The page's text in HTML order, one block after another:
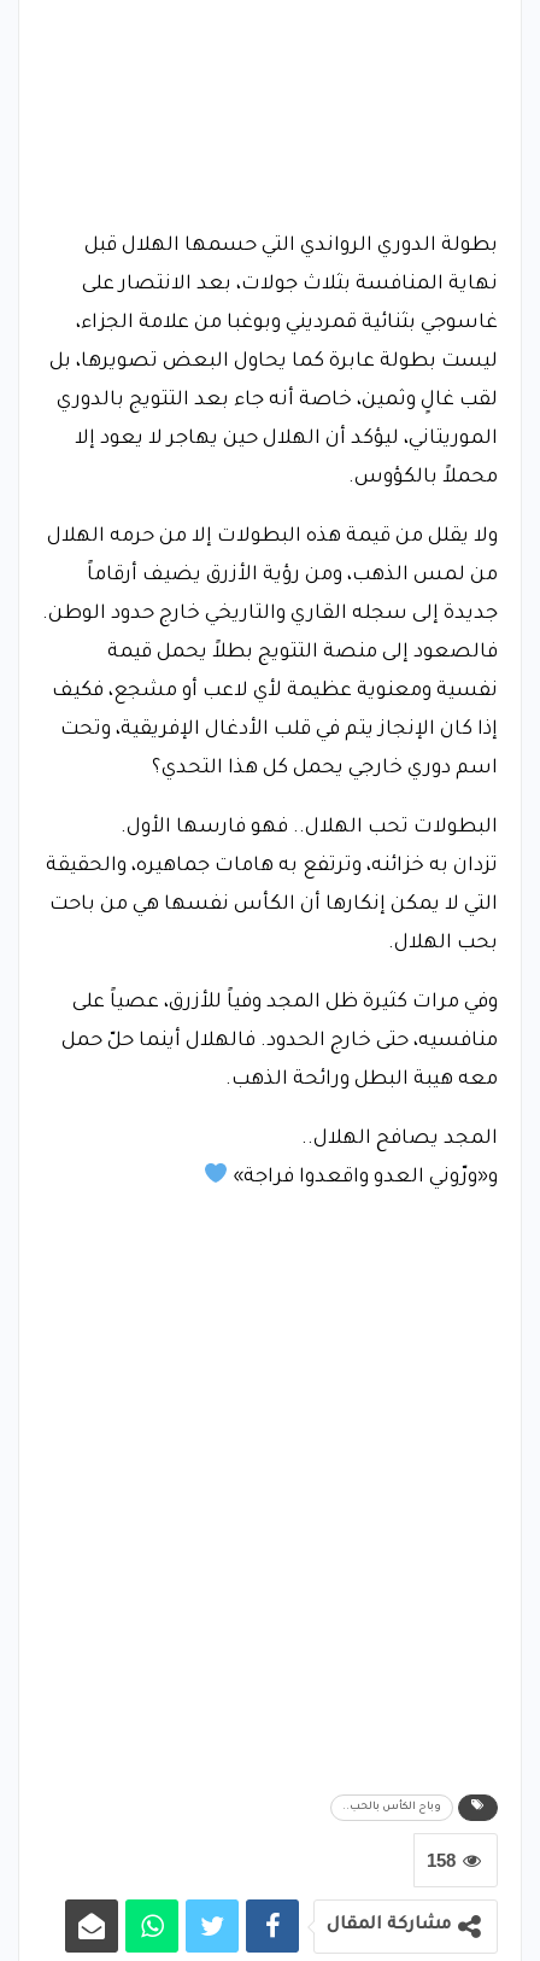
بطولة الدوري الرواندي التي حسمها الهلال قبل
نهاية المنافسة بثلاث جولات، بعد الانتصار على
غاسوجي بثنائية قمرديني وبوغبا من علامة الجزاء،
ليست بطولة عابرة كما يحاول البعض تصويرها، بل
لقب غالٍ وثمين، خاصة أنه جاء بعد التتويج بالدوري
الموريتاني، ليؤكد أن الهلال حين يهاجر لا يعود إلا
محملاً بالكؤوس.
ولا يقلل من قيمة هذه البطولات إلا من حرمه الهلال
من لمس الذهب، ومن رؤية الأزرق يضيف أرقاماً
جديدة إلى سجله القاري والتاريخي خارج حدود الوطن.
فالصعود إلى منصة التتويج بطلاً يحمل قيمة
نفسية ومعنوية عظيمة لأي لاعب أو مشجع، فكيف
إذا كان الإنجاز يتم في قلب الأدغال الإفريقية، وتحت
اسم دوري خارجي يحمل كل هذا التحدي؟
البطولات تحب الهلال.. فهو فارسها الأول.
تزدان به خزائنه، وترتفع به هامات جماهيره، والحقيقة
التي لا يمكن إنكارها أن الكأس نفسها هي من باحت
بحب الهلال.
وفي مرات كثيرة ظل المجد وفياً للأزرق، عصياً على
منافسيه، حتى خارج الحدود. فالهلال أينما حلّ حمل
معه هيبة البطل ورائحة الذهب.
المجد يصافح الهلال..
و«ورّوني العدو واقعدوا فراجة»
وباح الكأس بالحب..
158
مشاركة المقال